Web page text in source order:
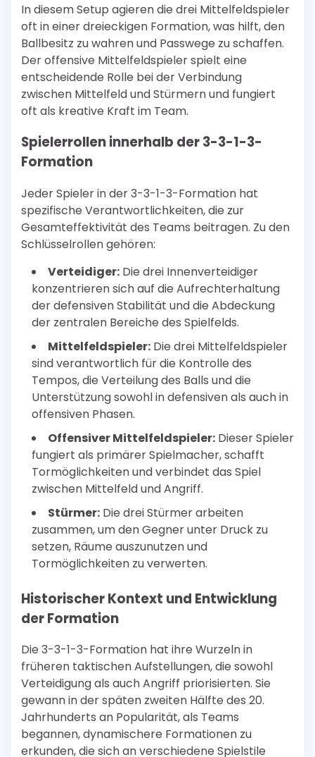
In diesem Setup agieren die drei Mittelfeldspieler
oft in einer dreieckigen Formation, was hilft, den
Ballbesitz zu wahren und Passwege zu schaffen.
Der offensive Mittelfeldspieler spielt eine
entscheidende Rolle bei der Verbindung
zwischen Mittelfeld und Stürmern und fungiert
oft als kreative Kraft im Team.
Spielerrollen innerhalb der 3-3-1-3-
Formation
Jeder Spieler in der 3-3-1-3-Formation hat
spezifische Verantwortlichkeiten, die zur
Gesamteffektivität des Teams beitragen. Zu den
Schlüsselrollen gehören:
Verteidiger: Die drei Innenverteidiger
konzentrieren sich auf die Aufrechterhaltung
der defensiven Stabilität und die Abdeckung
der zentralen Bereiche des Spielfelds.
Mittelfeldspieler: Die drei Mittelfeldspieler
sind verantwortlich für die Kontrolle des
Tempos, die Verteilung des Balls und die
Unterstützung sowohl in defensiven als auch in
offensiven Phasen.
Offensiver Mittelfeldspieler: Dieser Spieler
fungiert als primärer Spielmacher, schafft
Tormöglichkeiten und verbindet das Spiel
zwischen Mittelfeld und Angriff.
Stürmer: Die drei Stürmer arbeiten
zusammen, um den Gegner unter Druck zu
setzen, Räume auszunutzen und
Tormöglichkeiten zu verwerten.
Historischer Kontext und Entwicklung
der Formation
Die 3-3-1-3-Formation hat ihre Wurzeln in
früheren taktischen Aufstellungen, die sowohl
Verteidigung als auch Angriff priorisierten. Sie
gewann in der späten zweiten Hälfte des 20.
Jahrhunderts an Popularität, als Teams
begannen, dynamischere Formationen zu
erkunden, die sich an verschiedene Spielstile